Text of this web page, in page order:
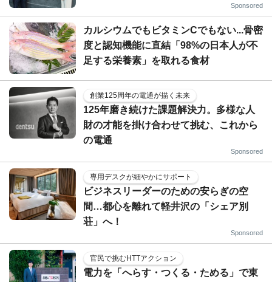
Sponsored
カルシウムでもビタミンCでもない...骨密
度と認知機能に直結「98%の日本人が不
足する栄養素」を取れる食材
創業125周年の電通が描く未来
125年磨き続けた課題解決力。多様な人
財の才能を掛け合わせて挑む、これから
の電通
Sponsored
専用デスクが細やかにサポート
ビジネスリーダーのための安らぎの空
間…都心を離れて軽井沢の「シェア別
荘」へ！
Sponsored
官民で挑むHTTアクション
電力を「へらす・つくる・ためる」で東